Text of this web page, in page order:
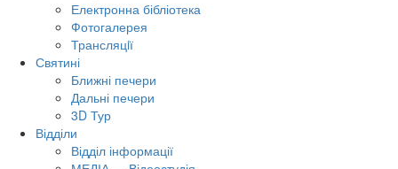
Електронна бібліотека
Фотогалерея
Трансляцiї
Святині
Ближні печери
Дальні печери
3D Тур
Відділи
Відділ інформації